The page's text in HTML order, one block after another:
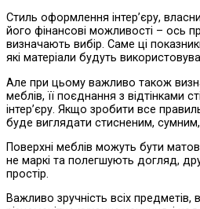
Стиль оформлення інтер’єру,
його фінансові можливості – ось
визначають вибір. Саме ці
які матеріали будуть
Але при цьому важливо також
меблів, її поєднання з відтінками
інтер’єру. Якщо зробити все
буде виглядати стисненим, сумним,
Поверхні меблів можуть бути
не маркі та полегшують догляд,
простір.
Важливо зручність всіх предметів,